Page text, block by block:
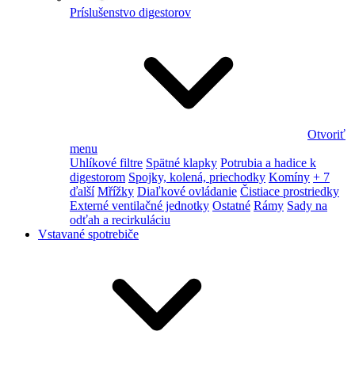
Príslušenstvo digestorov
Otvoriť
menu
Uhlíkové filtre Spätné klapky Potrubia a hadice k
digestorom Spojky, kolená, priechodky Komíny + 7
ďalší Mřížky Diaľkové ovládanie Čistiace prostriedky
Externé ventilačné jednotky Ostatné Rámy Sady na
odťah a recirkuláciu
Vstavané spotrebiče